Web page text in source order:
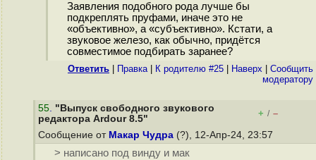
Заявления подобного рода лучше бы
подкреплять пруфами, иначе это не
«объективно», а «субъективно». Кстати, а
звуковое железо, как обычно, придётся
совместимое подбирать заранее?
Ответить Правка| К родителю #25 Наверх
Cообщить
модератору
55. "Выпуск свободного звукового
редактора Ardour 8.5"
+ / –
Сообщение от Макар Чудра (?), 12-Апр-24, 23:57
> написано под винду и мак